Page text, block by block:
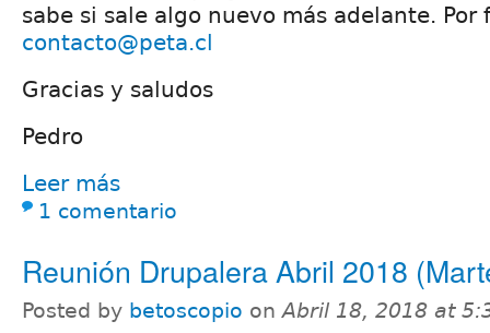
sabe si sale algo nuevo más adelante. Por
contacto@peta.cl
Gracias y saludos
Pedro
Leer más
1 comentario
Reunión Drupalera Abril 2018
Posted by betoscopio onAbril 18, 2018 at